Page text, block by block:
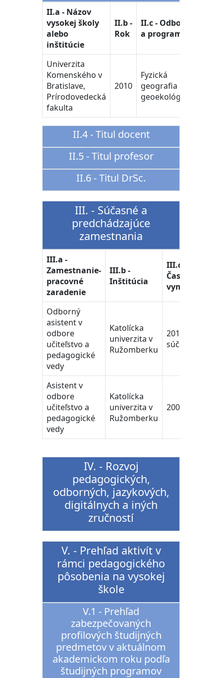
II.a - Názov
vysokej školy
alebo
inštitúcie
II.b -
Rok
II.c - Odbor
a program
Univerzita
Komenského v
Bratislave,
Prírodovedecká
fakulta
2010
Fyzická
geografia a
geoekológia
II.4 - Titul docent
II.5 - Titul profesor
II.6 - Titul DrSc.
III. - Súčasné a
predchádzajúce
zamestnania
III.a -
Zamestnanie-
pracovné
zaradenie
III.b -
Inštitúcia
III.c -
Časové
vymedzenie
Odborný
asistent v
odbore
učiteľstvo a
pedagogické
vedy
Katolícka
univerzita v
Ružomberku
2011 -
súčasnosť
Asistent v
odbore
učiteľstvo a
pedagogické
vedy
Katolícka
univerzita v
Ružomberku
2008 - 2010
IV. - Rozvoj
pedagogických,
odborných, jazykových,
digitálnych a iných
zručností
V. - Prehľad aktivít v
rámci pedagogického
pôsobenia na vysokej
škole
V.1 - Prehľad
zabezpečovaných
profilových študijných
predmetov v aktuálnom
akademickom roku podľa
študijných programov